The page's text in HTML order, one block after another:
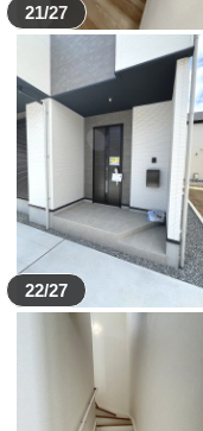
21/27
22/27